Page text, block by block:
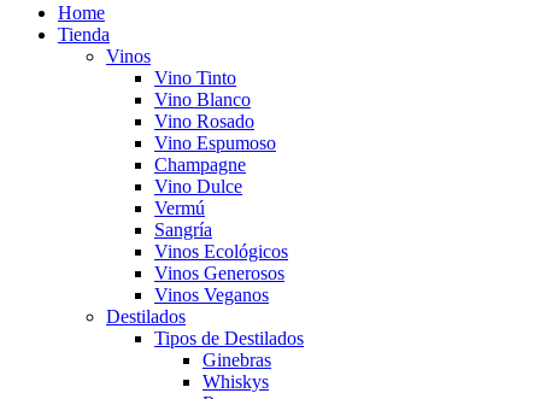
Home
Tienda
Vinos
Vino Tinto
Vino Blanco
Vino Rosado
Vino Espumoso
Champagne
Vino Dulce
Vermú
Sangría
Vinos Ecológicos
Vinos Generosos
Vinos Veganos
Destilados
Tipos de Destilados
Ginebras
Whiskys